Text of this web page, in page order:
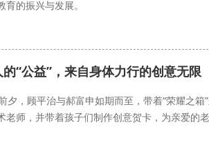
的振兴与发展。
“公益”，来自身体力行的创意无限
夕，顾平治与郝富申如期而至，带着“荣耀之
老师，并带着孩子们制作创意贺卡，为亲爱的